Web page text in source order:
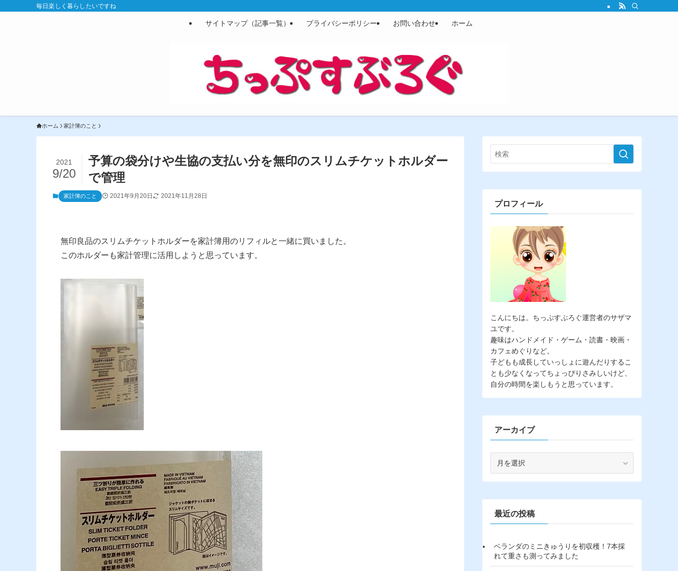
毎日楽しく暮らしたいですね
サイトマップ（記事一覧） プライバシーポリシー お問い合わせ ホーム
ホーム 家計簿のこと
予算の袋分けや生協の支払い分を無印のスリムチケットホルダー
で管理
2021
9/20
家計簿のこと 2021年9月20日 2021年11月28日
無印良品のスリムチケットホルダーを家計簿用のリフィルと一緒に買いました。
このホルダーも家計管理に活用しようと思っています。
プロフィール
こんにちは。 ちっぷすぶろぐ運営者のサザマ
ユです。
趣味はハンドメイド・ゲーム・読書・映画・
カフェめぐりなど。
子どもも成長していっしょに遊んだりするこ
とも少なくなってちょっぴりさみしいけど、
自分の時間を楽しもうと思っています。
アーカイブ
ブ
最近の投稿
ベランダのミニきゅうりを初収穫！7本採
れて重さも測ってみました